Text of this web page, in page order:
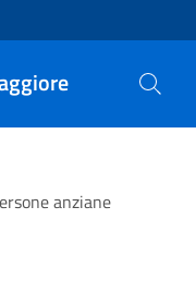
anziane